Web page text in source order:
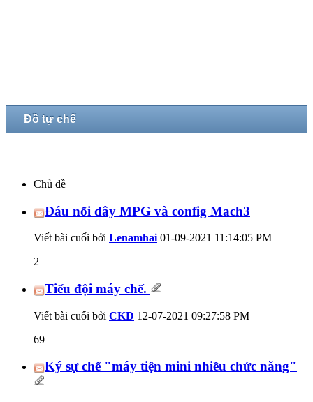
Đồ tự chế
Chủ đề
Đáu nối dây MPG và config Mach3
Viết bài cuối bởi Lenamhai 01-09-2021 11:14:05 PM
2
Tiểu đội máy chế.
Viết bài cuối bởi CKD 12-07-2021 09:27:58 PM
69
Ký sự chế "máy tiện mini nhiều chức năng"